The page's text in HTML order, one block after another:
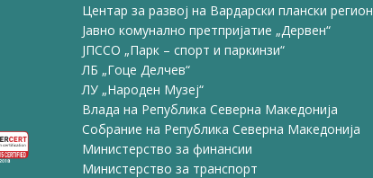
Центар за развој на Вардарски плански регион
Јавно комунално претпријатие „Дервен“
ЈПССО „Парк – спорт и паркинзи“
ЛБ „Гоце Делчев“
ЛУ „Народен Музеј“
Влада на Република Северна Македонија
Собрание на Република Северна Македонија
Министерство за финансии
Министерство за транспорт